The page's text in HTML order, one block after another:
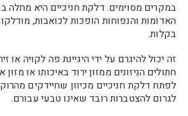
במקרים מסוימים. דלקת חניכיים היא מחלה
האדומות והנפוחות הופכות לכואבות,
בקלות.
זה יכול להיגרם על ידי היגיינת פה לקויה או
חתולים הניזונים ממזון ירוד באיכותו או מזון
לפתח דלקת חניכיים מכיוון שחיידקים
לגרום להצטברות רובד שאינו טבעי עבורם.